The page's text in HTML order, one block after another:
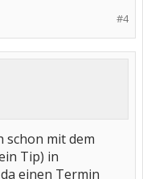
#4
schon mit dem
Tip) in
einen Termin